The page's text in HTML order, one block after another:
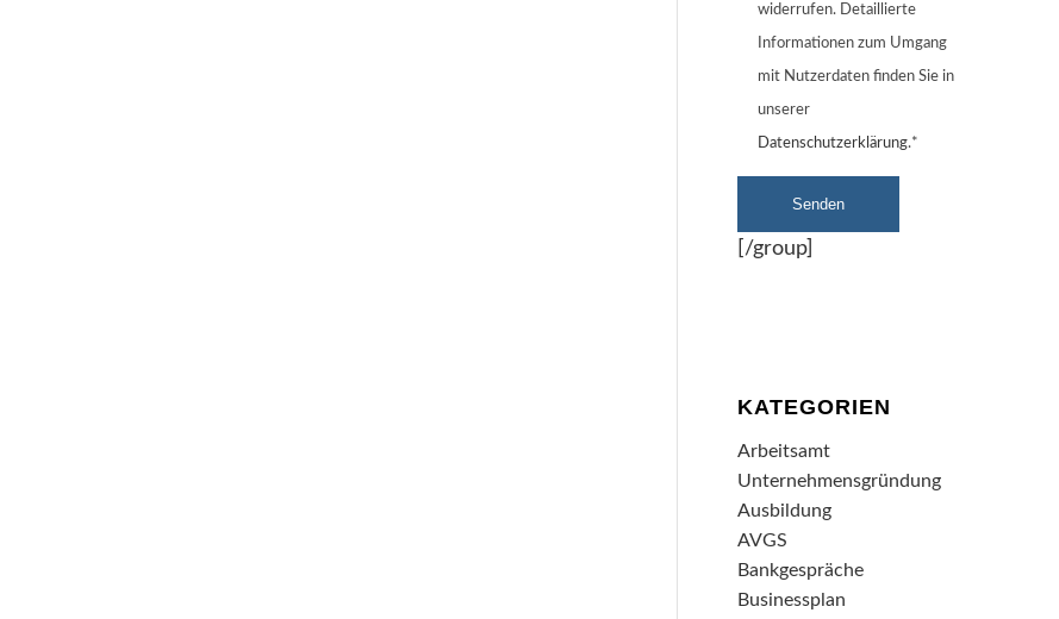
widerrufen. Detaillierte
Informationen zum Umgang
mit Nutzerdaten finden Sie in
unserer
Datenschutzerklärung.*
[/group]
KATEGORIEN
Arbeitsamt
Unternehmensgründung
Ausbildung
AVGS
Bankgespräche
Businessplan